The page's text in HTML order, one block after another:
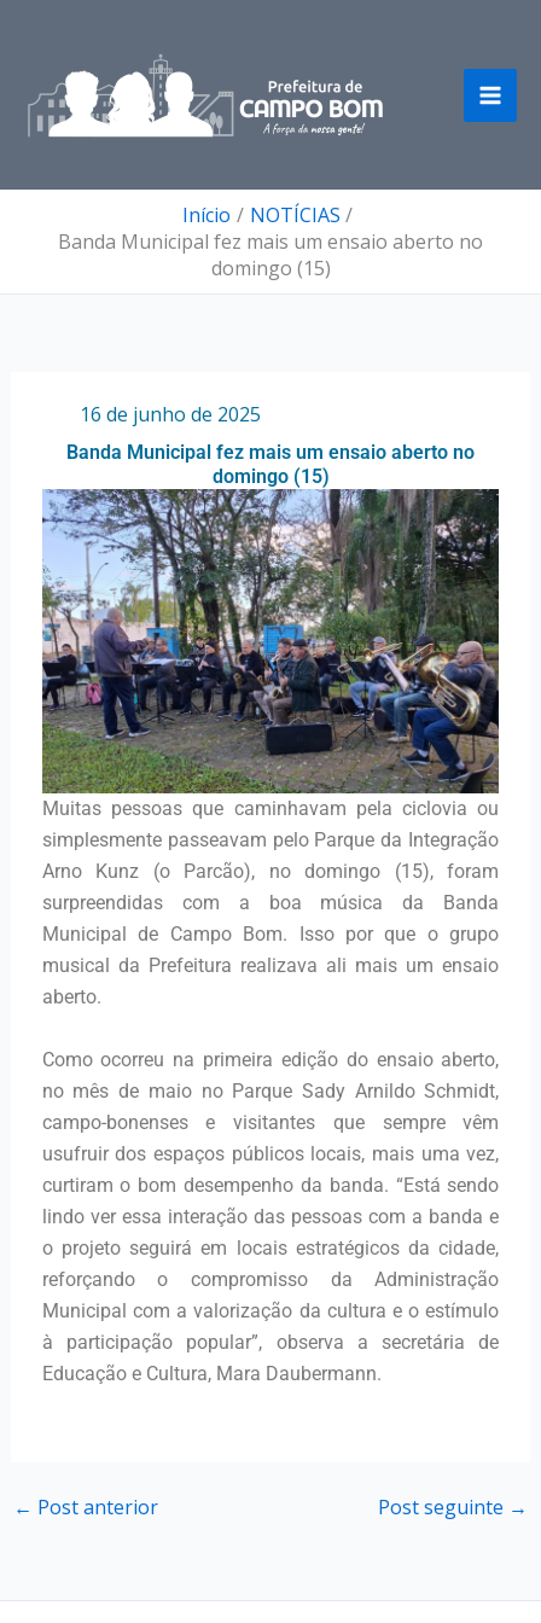
conteúdo
Início
NOTÍCIAS
Banda Municipal fez mais um ensaio aberto no
domingo (15)
16 de junho de 2025
Banda Municipal fez mais um ensaio aberto no
domingo (15)
Muitas pessoas que caminhavam pela ciclovia ou
simplesmente passeavam pelo Parque da Integração
Arno Kunz (o Parcão), no domingo (15), foram
surpreendidas com a boa música da Banda
Municipal de Campo Bom. Isso por que o grupo
musical da Prefeitura realizava ali mais um ensaio
aberto.
Como ocorreu na primeira edição do ensaio aberto,
no mês de maio no Parque Sady Arnildo Schmidt,
campo-bonenses e visitantes que sempre vêm
usufruir dos espaços públicos locais, mais uma vez,
curtiram o bom desempenho da banda. “Está sendo
lindo ver essa interação das pessoas com a banda e
o projeto seguirá em locais estratégicos da cidade,
reforçando o compromisso da Administração
Municipal com a valorização da cultura e o estímulo
à participação popular”, observa a secretária de
Educação e Cultura, Mara Daubermann.
← Post anterior Post seguinte →